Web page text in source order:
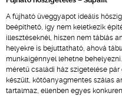
A fújható üveggyapot ideális
beépíthető, így nem keletkezik
illesztéseknél, hiszen nem táblás
helyekre is bejuttatható, ahová
munkaigénnyel lehetne
méretű családi ház szigetelése
készült, kötőanyagmentes szálas
tartalmaz, ellenben egyes